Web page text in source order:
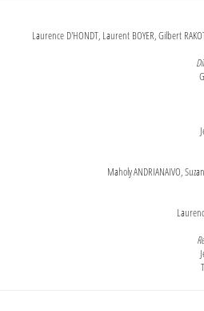
Laurence D'HONDT, Laurent BOYER, Gilbert
Maholy ANDRIANAIVO,